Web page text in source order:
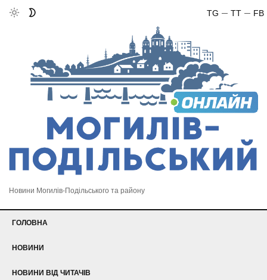
FB
TT
TG
Новини Могилів-Подільського та району
ГОЛОВНА
НОВИНИ
НОВИНИ ВІД ЧИТАЧІВ